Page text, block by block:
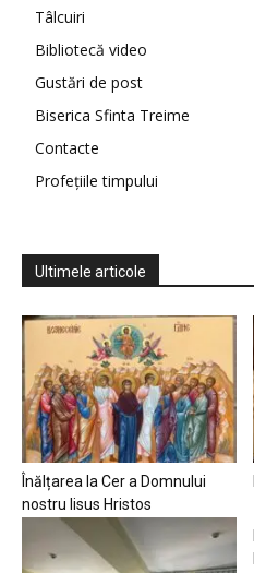
Tâlcuiri
Bibliotecă video
Gustări de post
Biserica Sfinta Treime
Contacte
Profețiile timpului
Ultimele articole
Înălțarea la Cer a Domnului
nostru Iisus Hristos